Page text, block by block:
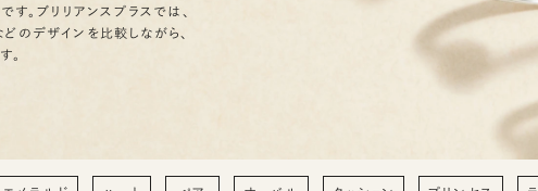
。ブリリアンスプラスでは、
どのデザインを比較しながら、
。